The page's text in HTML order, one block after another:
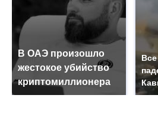
В ОАЭ произошло
жестокое убийство
криптомиллионера